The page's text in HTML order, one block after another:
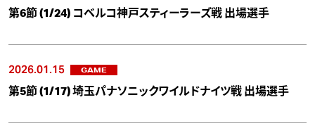
第6節 (1/24) コベルコ神戸スティーラーズ戦 出場選手
2026.01.15 GAME
第5節 (1/17) 埼玉パナソニックワイルドナイツ戦 出場選手